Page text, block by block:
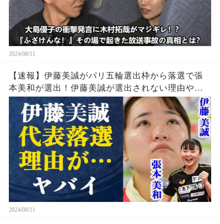
2024/08/11
【速報】伊藤美誠がパリ五輪選出枠から落選で張
本美和が選出！伊藤美誠が選出されない理由や勝
てなくなった理由・引退の噂の真相とは一体…張
本美和の知られざる実力に中国警戒体制か
2024/08/11